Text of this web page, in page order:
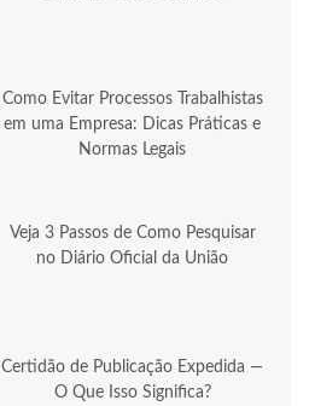
Como Evitar Processos Trabalhistas
em uma Empresa: Dicas Práticas e
Normas Legais
Veja 3 Passos de Como Pesquisar
no Diário Oficial da União
Certidão de Publicação Expedida —
O Que Isso Significa?